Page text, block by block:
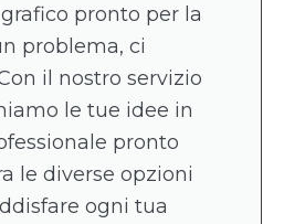
pronto per la
problema, ci
il nostro servizio
le tue idee in
pronto
le diverse opzioni
ogni tua